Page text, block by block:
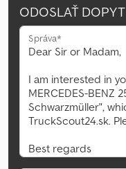
ODOSLAŤ DOPYT
Správa*